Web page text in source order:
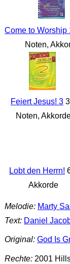
Come to Worship
Noten,
Feiert Jesus! 3
Noten,
Lobt den Herrn!
Akkorde
Melodie: Marty
Text: Daniel
Original: God Is
Rechte:2001